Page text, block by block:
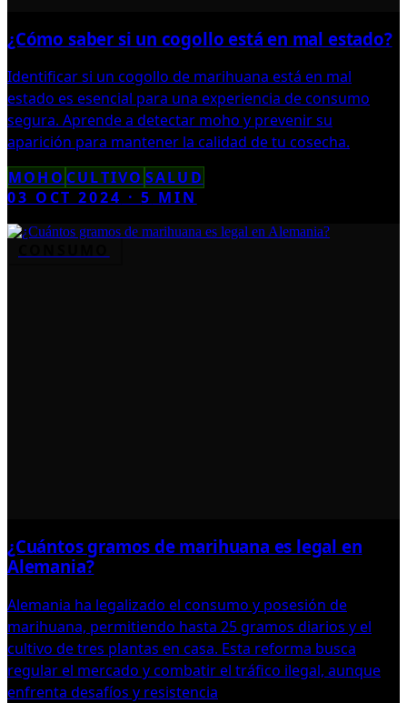
¿Cómo saber si un cogollo está en mal estado?
Identificar si un cogollo de marihuana está en mal
estado es esencial para una experiencia de consumo
segura. Aprende a detectar moho y prevenir su
aparición para mantener la calidad de tu cosecha.
MOHO CULTIVO SALUD
03 OCT 2024 ·5 MIN
¿Cuántos gramos de marihuana es legal en
Alemania?
Alemania ha legalizado el consumo y posesión de
marihuana, permitiendo hasta 25 gramos diarios y el
cultivo de tres plantas en casa. Esta reforma busca
regular el mercado y combatir el tráfico ilegal, aunque
enfrenta desafíos y resistencia